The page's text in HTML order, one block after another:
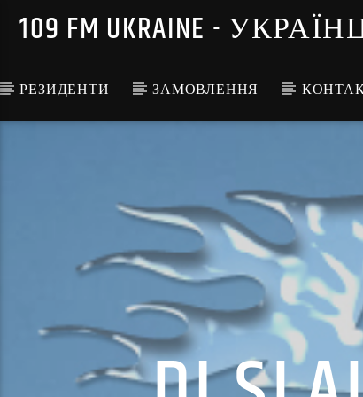
109 FM UKRAINE -
РЕЗИДЕНТИ ЗАМОВЛЕННЯ